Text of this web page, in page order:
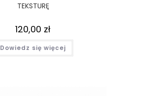
TEKSTURĘ
120,00 zł
Dowiedz się więcej